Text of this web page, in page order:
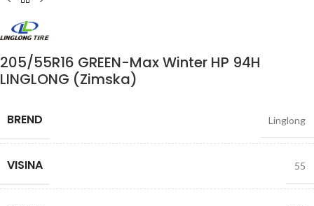
205/55R16 GREEN-Max Winter HP 94H
LINGLONG (Zimska)
BREND Linglong
VISINA 55